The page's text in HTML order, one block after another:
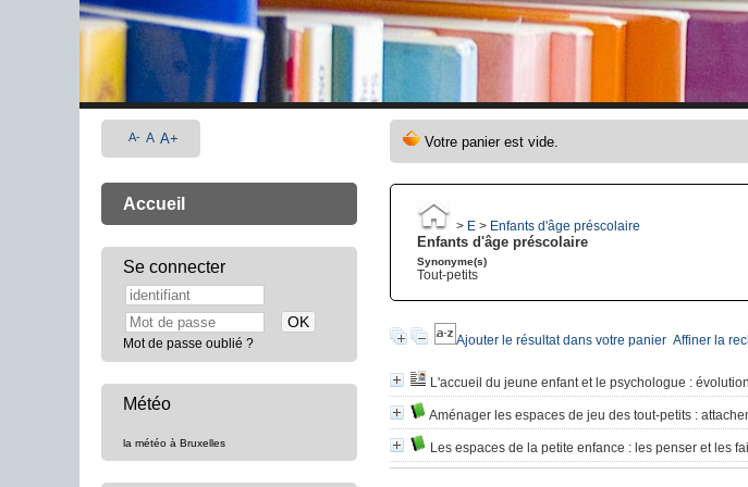
> E> Enfants d'âge préscolaire
Enfants d'âge préscolaire
Synonyme(s)
Tout-petits
Ajouter le résultat dans votre panier Affiner la
L'accueil du jeune enfant et le psychologue :
Aménager les espaces de jeu des tout-petits:
Les espaces de la petite enfance : les penser et les
A- A A+
Accueil
Se connecter
Mot de passe oublié ?
Météo
la météo à Bruxelles